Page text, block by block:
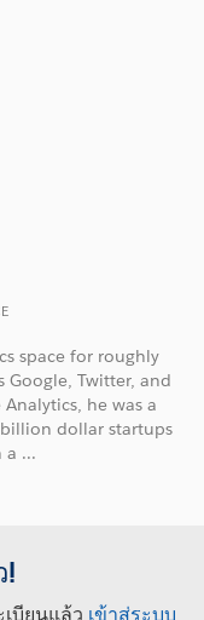
space for roughly
Google, Twitter, and
he was a
dollar startups
a ...
!
บียนแล้ว เข้าสู่ระบบ